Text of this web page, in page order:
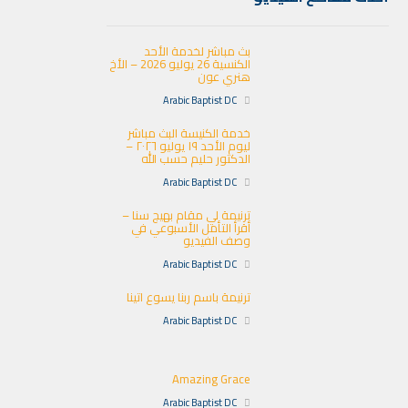
بث مباشر لخدمة الأحد
الكنسية 26 يوليو 2026 – الأخ
هنري عون
Arabic Baptist DC
خدمة الكنيسة البث مباشر
ليوم الأحد ١٩ يوليو ٢٠٢٦ –
الدكتور حليم حسب الله
Arabic Baptist DC
ترنيمة لي مقام بهيج سنا –
أقرأ التأمل الأسبوعي في
وصف الفيديو
Arabic Baptist DC
ترنيمة باسم ربنا يسوع اتينا
Arabic Baptist DC
Amazing Grace
Arabic Baptist DC